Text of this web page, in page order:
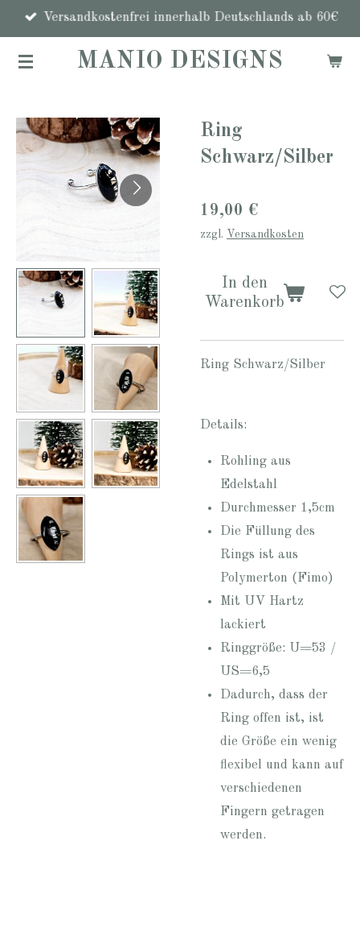
Zum
Hauptinhalt
springen
MANIO DESIGNS
Versandkostenfrei innerhalb Deutschlands ab 60€
Ring
Schwarz/Silber
19,00 €
zzgl. Versandkosten
In den
Warenkorb
Ring Schwarz/Silber
Details:
Rohling aus
Edelstahl
Durchmesser 1,5cm
Die Füllung des
Rings ist aus
Polymerton (Fimo)
Mit UV Hartz
lackiert
Ringgröße: U=53 /
US=6,5
Dadurch, dass der
Ring offen ist, ist
die Größe ein wenig
flexibel und kann auf
verschiedenen
Fingern getragen
werden.